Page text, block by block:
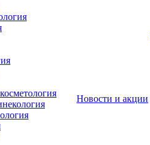
Новости и акции